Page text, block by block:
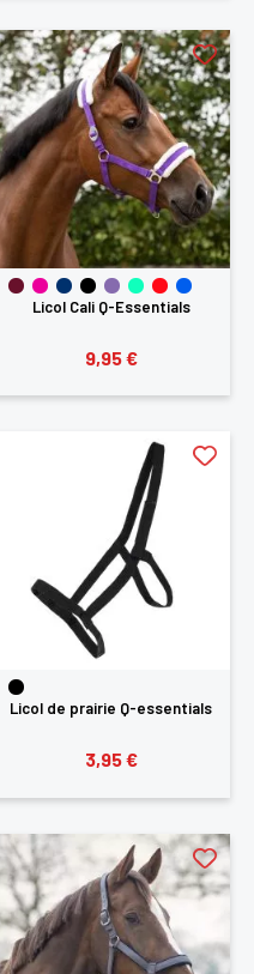
Licol Cali Q-Essentials
9,95 €
Licol de prairie Q-essentials
3,95 €
enregistrer des